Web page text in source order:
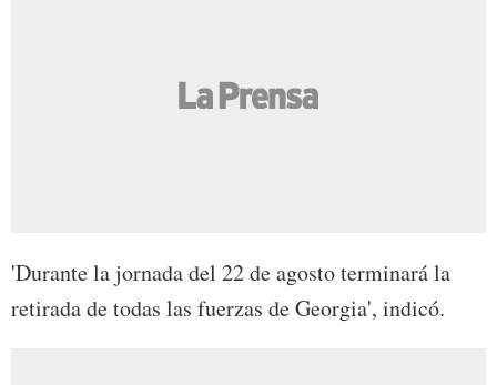
'Durante la jornada del 22 de agosto terminará la
retirada de todas las fuerzas de Georgia', indicó.